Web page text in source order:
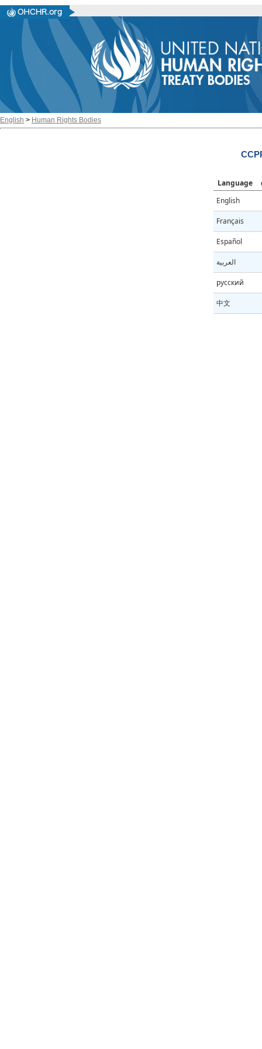
English > Human Rights Bodies
Language
English
Français
Español
العربية
русский
中文